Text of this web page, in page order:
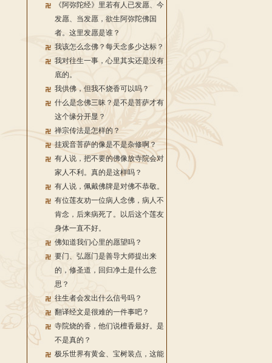
《阿弥陀经》里若有人已发愿、今
发愿、当发愿，欲生阿弥陀佛国
者。这里发愿是谁？
我该怎么念佛？每天念多少达标？
我对往生一事，心里其实还是没有
底的。
我供佛，但我不烧香可以吗？
什么是念佛三昧？是不是菩萨才有
这个缘分开显？
禅宗传法是怎样的？
挂观音菩萨的像是不是杂修啊？
有人说，把不要的佛像放寺院会对
家人不利。真的是这样吗？
有人说，佩戴佛牌是对佛不恭敬。
有位莲友劝一位病人念佛，病人不
肯念，后来病死了。以后这个莲友
身体一直不好。
佛知道我们心里的愿望吗？
要门、弘愿门是善导大师提出来
的，修圣道，回归净土是什么意
思？
往生者会发出什么信号吗？
翻译经文是很难的一件事吧？
寺院烧的香，他们说檀香最好。是
不是真的？
极乐世界有黄金、宝树装点，这能